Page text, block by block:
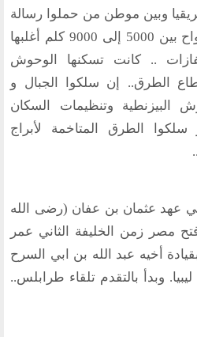
وبين موطن من حملوا رسالة
الإسلام إلى هذه الديار تترواح بين 5000 إلى 9000 كلم أغلبها
.. كانت تسكنها الوحوش
الطرق.. إن سلكوا الجبال و
البيزنطية وتنظيمات السكان
سلكوا الطرق المتاخمة لأبراج
عهد عثمان بن عفان (رضى الله
(بعد فتح مصر زمن الخليفة الثاني عمر
هجرية). فبقيادة أخيه عبد الله بن ابي السرح
وبدأ بالتقدم تلقاء طرابلس..